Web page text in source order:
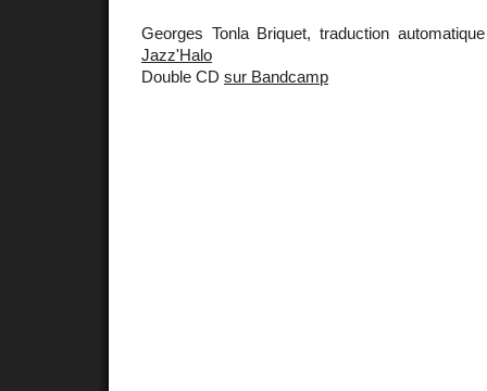
Georges Tonla Briquet, traduction
Jazz'Halo
Double CD sur Bandcamp